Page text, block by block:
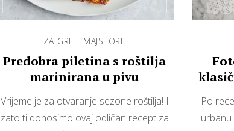
ZA GRILL MAJSTORE
Predobra piletina s roštilja
marinirana u pivu
Vrijeme je za otvaranje sezone roštilja! I
zato ti donosimo ovaj odličan recept za
Po